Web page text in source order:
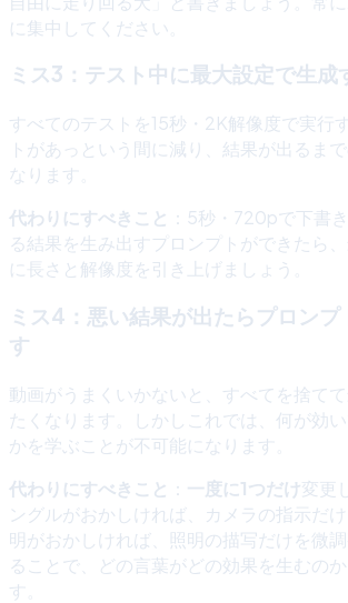
に集中してください。
ミス3：テスト中に最大設定で生成
すべてのテストを15秒・2K解像度で実行
トがあっという間に減り、結果が出るま
なります。
代わりにすべきこと ：5秒・720pで下書
る結果を生み出すプロンプトができたら
に長さと解像度を引き上げましょう。
ミス4：悪い結果が出たらプロン
す
動画がうまくいかないと、すべてを捨て
たくなります。しかしこれでは、何が効
かを学ぶことが不可能になります。
代わりにすべきこと ： 一度に1つだけ変更
ングルがおかしければ、カメラの指示だ
明がおかしければ、照明の描写だけを微
ることで、どの言葉がどの効果を生むの
す。